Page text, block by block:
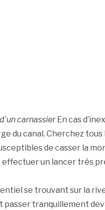
carnassierEn cas
du canal. Cherchez
de casser la
effectuer un lancer très
se trouvant sur la
passer tranquillement